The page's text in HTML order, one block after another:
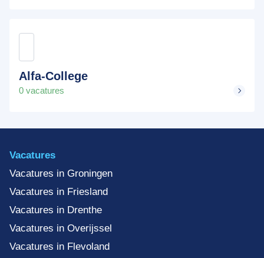
Alfa-College
0 vacatures
Vacatures
Vacatures in Groningen
Vacatures in Friesland
Vacatures in Drenthe
Vacatures in Overijssel
Vacatures in Flevoland